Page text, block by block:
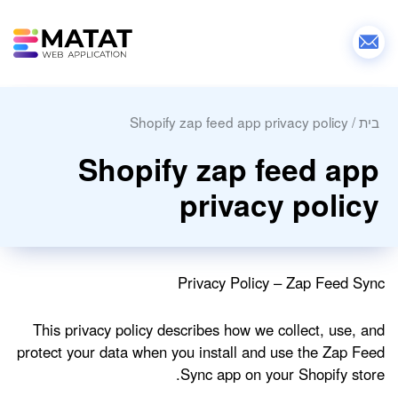
בית/
Shopify zap feed app privacy policy
Shopify zap feed app
privacy policy
Privacy Policy – Zap Feed Sync
This privacy policy describes how we collect, use, and
protect your data when you install and use the Zap Feed
Sync app on your Shopify store.